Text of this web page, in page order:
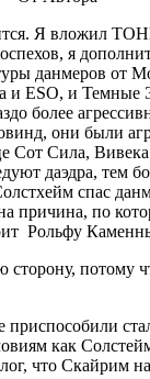
Я вложил
я
данмеров от
и ESO, и Темные
более
они были
Сот Сила,
даэдра, тем
спас
причина, по
Рольфу
потому
как
что Скайрим